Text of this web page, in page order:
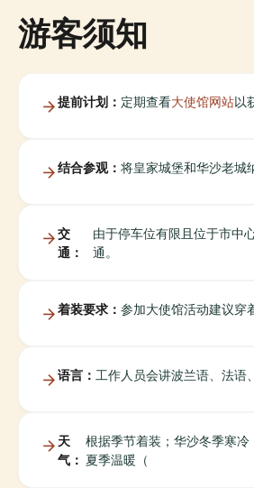
游客须知
提前计划： 定期查看大使馆网站以
结合参观： 将皇家城堡和华沙老城
交
通：
由于停车位有限且位于市中
通。
着装要求： 参加大使馆活动建议穿
语言： 工作人员会讲波兰语、法语
天
气：
根据季节着装；华沙冬季寒冷
夏季温暖（